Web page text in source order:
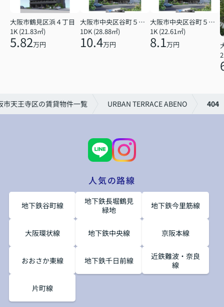
大阪市鶴見区浜４丁目
1K (21.83㎡)
5.82万円
大阪市中央区谷町５丁目
1DK (28.88㎡)
10.4万円
大阪市中央区谷町５丁目
1K (22.61㎡)
8.1万円
市天王寺区の賃貸物件一覧 URBAN TERRACE ABENO 404
人気の路線
地下鉄谷町線
地下鉄長堀鶴見
緑地
地下鉄今里筋線
大阪環状線 地下鉄中央線 京阪本線
おおさか東線 地下鉄千日前線
近鉄難波・奈良
線
片町線